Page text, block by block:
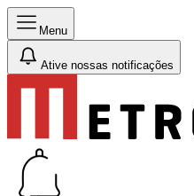
Menu
Ative nossas notificações